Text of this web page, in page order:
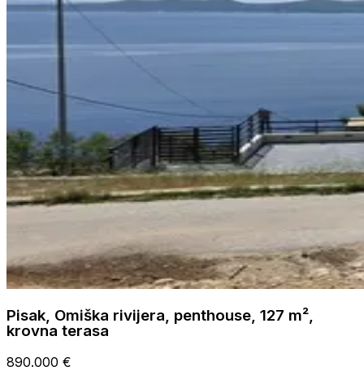
Pisak, Omiška rivijera, penthouse, 127 m²,
krovna terasa
890.000 €